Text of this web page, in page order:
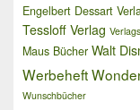
Engelbert Dessart
Tessloff Verlag
Maus Bücher Walt
Werbeheft
Wunschbücher